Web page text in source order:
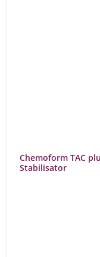
Chemoform TAC
Stabilisator